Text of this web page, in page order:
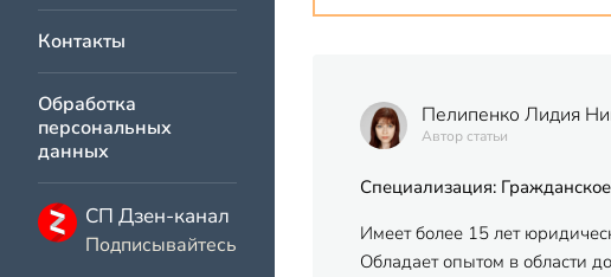
Контакты
Обработка
персональных
данных
СП Дзен-канал
Подписывайтесь
Пелипенко Лидия
Автор статьи
Специализация:
Имеет более 15 лет
Обладает опытом в области